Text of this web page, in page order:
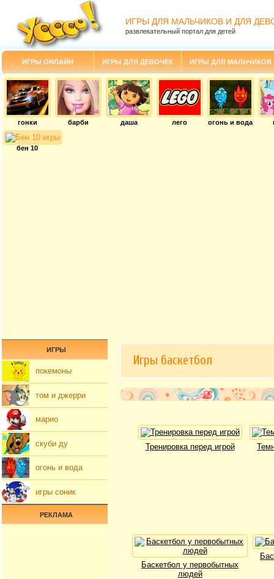
ИГРЫ ДЛЯ МАЛЬЧИКОВ И ДЛЯ
развлекательный портал для детей
ИГРЫ ОНЛАЙН ИГРЫ ДЛЯ ДЕВОЧЕК ИГРЫ ДЛЯ МАЛЬЧИКОВ
гонки барби даша лего огонь и вода
бен 10
Игры баскетбол
Тренировка перед игрой
Баскетбол у первобытных
людей
ИГРЫ
покемоны
том и джерри
марио
скуби ду
огонь и вода
игры соник
РЕКЛАМА